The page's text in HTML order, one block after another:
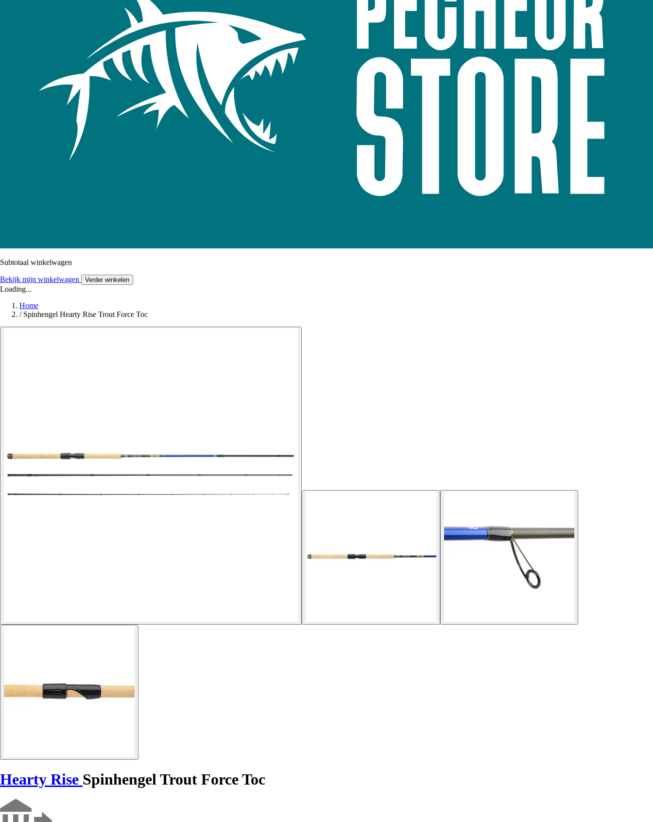
Subtotaal winkelwagen
Bekijk mijn winkelwagen Verder winkelen
Loading...
Home
/ Spinhengel Hearty Rise Trout Force Toc
Hearty Rise Spinhengel Trout Force Toc